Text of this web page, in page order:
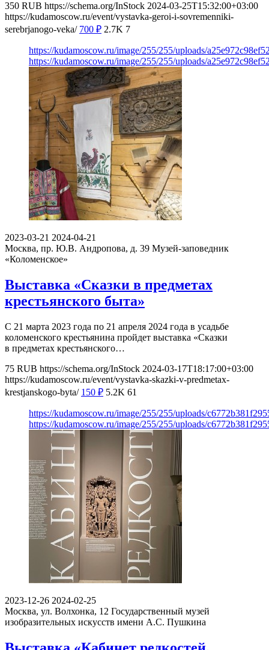
350 RUB https://schema.org/InStock 2024-03-25T15:32:00+03:00
https://kudamoscow.ru/event/vystavka-geroi-i-sovremenniki-
serebrjanogo-veka/ 700 ₽ 2.7K 7
https://kudamoscow.ru/image/255/255/uploads/
https://kudamoscow.ru/image/255/255/uploads/
2023-03-21 2024-04-21
Москва, пр. Ю.В. Андропова, д. 39 Музей-заповедник
«Коломенское»
Выставка «Сказки в предметах
крестьянского быта»
С 21 марта 2023 года по 21 апреля 2024 года в усадьбе
коломенского крестьянина пройдет выставка «Сказки
в предметах крестьянского…
75 RUB https://schema.org/InStock 2024-03-17T18:17:00+03:00
https://kudamoscow.ru/event/vystavka-skazki-v-predmetax-
krestjanskogo-byta/ 150 ₽ 5.2K 61
https://kudamoscow.ru/image/255/255/uploads/
https://kudamoscow.ru/image/255/255/uploads/
2023-12-26 2024-02-25
Москва, ул. Волхонка, 12 Государственный музей
изобразительных искусств имени А.С. Пушкина